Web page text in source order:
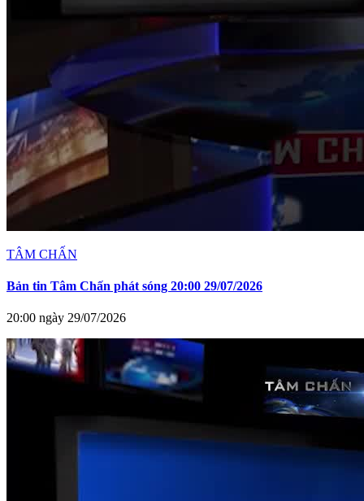
TÂM CHẤN
Bản tin Tâm Chấn phát sóng 20:00 29/07/2026
20:00 ngày 29/07/2026